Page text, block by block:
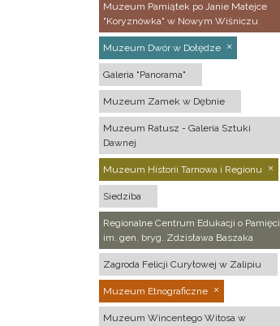
Muzeum Pamiątek po Janie Matejce
"Koryznówka" w Nowym Wiśniczu
Muzeum Dwór w Dołędze
Galeria "Panorama"
Muzeum Zamek w Dębnie
Muzeum Ratusz - Galeria Sztuki
Dawnej
Muzeum Historii Tarnowa i Regionu
Siedziba
Regionalne Centrum Edukacji o Pamięci
im. gen. bryg. Zdzisława Baszaka
Zagroda Felicji Curyłowej w Zalipiu
Muzeum Etnograficzne
Muzeum Wincentego Witosa w